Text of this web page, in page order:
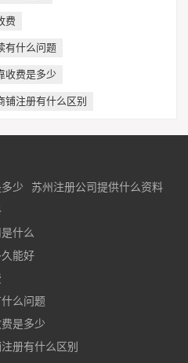
费
有什么问题
收费是多少
注册有什么区别
少
苏州注册公司提供什么资料
什么
能好
么问题
是多少
册有什么区别